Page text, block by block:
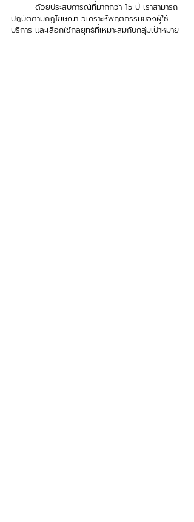
ปฏิบัติตามกฎโฆษณา วิเคราะห์พฤติกรรมของผู้ใช้
บริการ และเลือกใช้กลยุทธ์ที่เหมาะสมกับกลุ่มเป้าหมาย